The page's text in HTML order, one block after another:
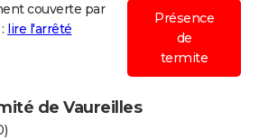
couverte par
lire l'arrêté
Présence
de
termite
de Vaureilles